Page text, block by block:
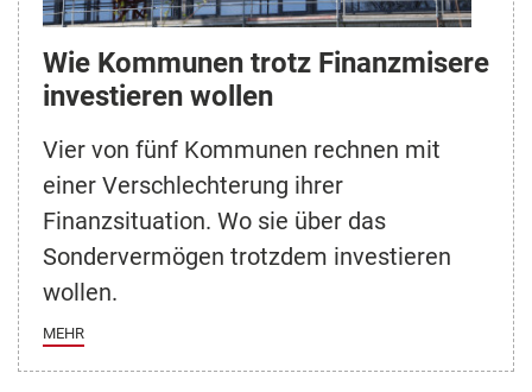
Wie Kommunen trotz Finanzmisere
investieren wollen
Vier von fünf Kommunen rechnen mit
einer Verschlechterung ihrer
Finanzsituation. Wo sie über das
Sondervermögen trotzdem investieren
wollen.
MEHR